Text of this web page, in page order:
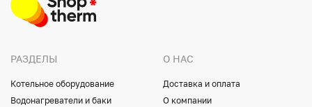
РАЗДЕЛЫ
Котельное оборудование
Водонагреватели и баки
О НАС
Доставка и оплата
О компании